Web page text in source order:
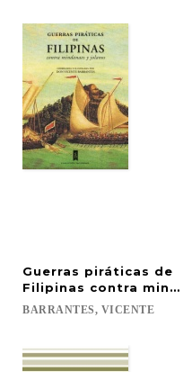
Guerras piráticas de
Filipinas contra
BARRANTES, VICENTE